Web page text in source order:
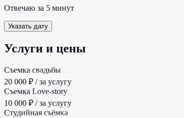
Отвечаю за 5 минут
Указать дату
Услуги и цены
Cъемка свадьбы
20 000 ₽ / за услугу
Съемка Love-story
10 000 ₽ / за услугу
Студийная съёмка